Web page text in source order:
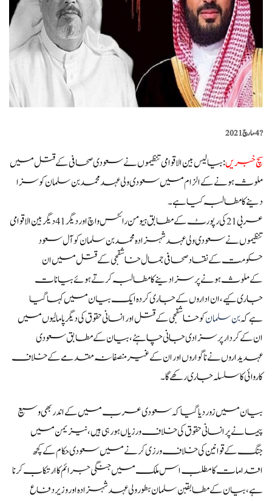
?️4 مارچ 2021
سچ خبریں:بیالیس بین الاقوامی تنظیموں نے سعودی صحافی کے قتل میں
ملوث ہونے کے الزام میں سعودی ولی عہد محمد بن سلمان کو سزا
دینے کا مطالبہ کیا ہے۔
عربی 21 کی رپورٹ کے مطابق ہیومن رائٹس واچ اور دیگر41 دیگر بین الاقوامی
تنظیموں نے سعودی ولی عہد شہزادہ محمد بن سلمان کو آل سعود
حکومت کے نقاد صحافی جمال خاشقجی کے قتل میں ان
کےملوث ہونے پر سزا دینے کا مطالبہ کرتے ہوئے بیانات
جاری کیے،ان اداروں کے جاری کردہ ایک بیان میں کہا گیا
ہےکہبن سلمانکو خاشقجی کے قتل اور انسانی حقوق کی دیگر پامالیوں میں
ان کے کردار پر سزا دی جانی چاہئے،بیان کے مطابق سعودی
عہدیداروں نے ناگواروں اور ان کے غیر منصفانہ مقدمے کےخلاف
کاروائی کا سلسلہ جاری رکھے گا۔
بیان میں زور دیا گیاکہ سعودی عرب میں کے اندر بھی وسیع
پیمانے پر انسانی حقوق کی خلاف ورزیاں ہورہی ہیں، نیز یمن میں
جنگ کے قوانین کی خلاف ورزی کرنے میں سعودی حکام کے کچھ
اقدامات کا مطلب اس ملک میں جنگی جرائم کا ارتکاب کرنا
ہے، بیان کے مطابقبن سلمان بطور ولی عہد شہزادہ اور وزیر دفاع